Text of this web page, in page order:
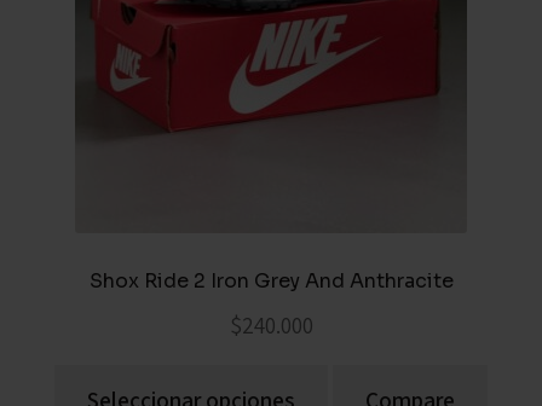
Shox Ride 2 Iron Grey And Anthracite
$240.000
Seleccionar opciones Compare